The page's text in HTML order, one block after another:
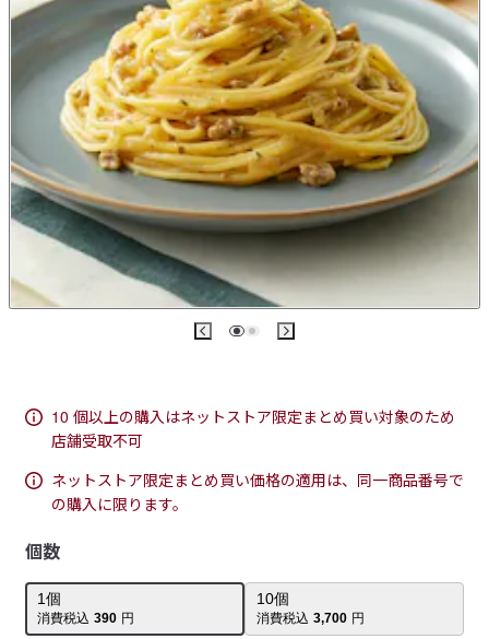
10 個以上の購入はネットストア限定まとめ買い対象のため
店舗受取不可
ネットストア限定まとめ買い価格の適用は、同一商品番号で
の購入に限ります。
個数
1個
消費税込 390 円
10個
消費税込 3,700 円